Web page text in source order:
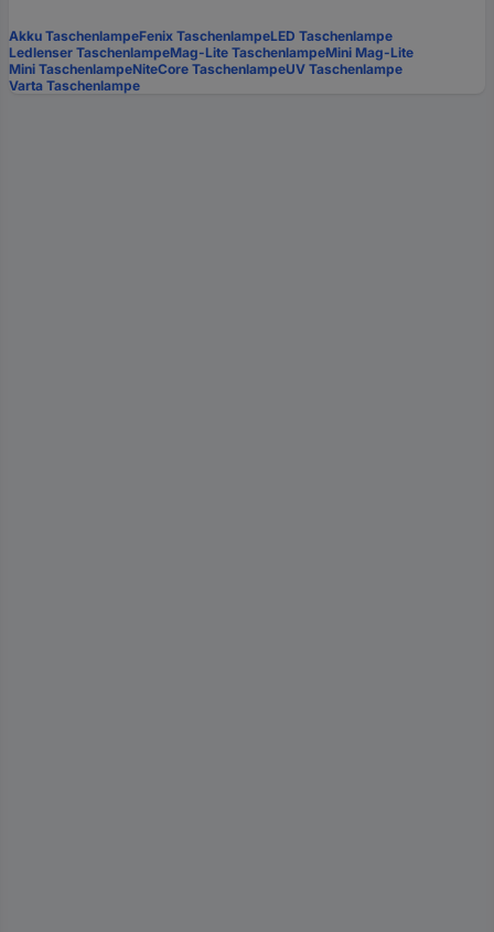
Akku TaschenlampeFenix TaschenlampeLED Taschenlampe
Ledlenser TaschenlampeMag-Lite TaschenlampeMini Mag-Lite
Mini TaschenlampeNiteCore TaschenlampeUV Taschenlampe
Varta Taschenlampe